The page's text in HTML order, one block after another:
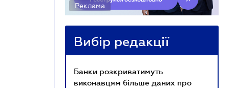
Реклама
Вибір редакції
Банки розкриватимуть
виконавцям більше даних про